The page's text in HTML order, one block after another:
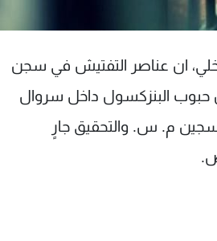
ان عناصر التفتيش في سجن
البنزكسول داخل سروال
م. س. والتحقيق جارٍ
وظائف
تواصل معنا
شروط الإسـتخدام
سياسة الخصوصية